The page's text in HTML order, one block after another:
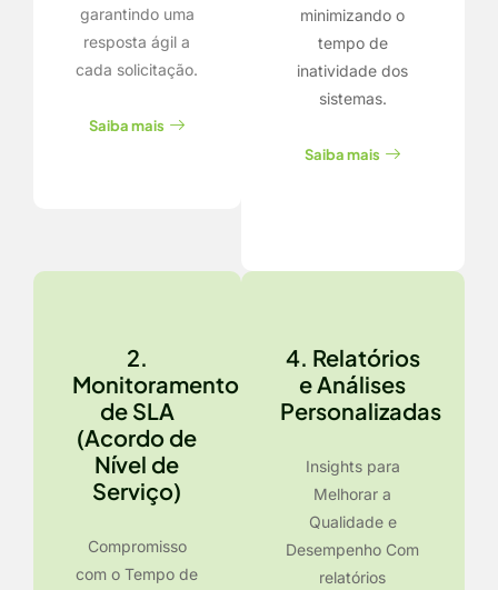
garantindo uma
resposta ágil a
cada solicitação.
Saiba mais
minimizando o
tempo de
inatividade dos
sistemas.
Saiba mais
2.
Monitoramento
de SLA
(Acordo de
Nível de
Serviço)
Compromisso
com o Tempo de
4. Relatórios
e Análises
Personalizadas
Insights para
Melhorar a
Qualidade e
Desempenho Com
relatórios